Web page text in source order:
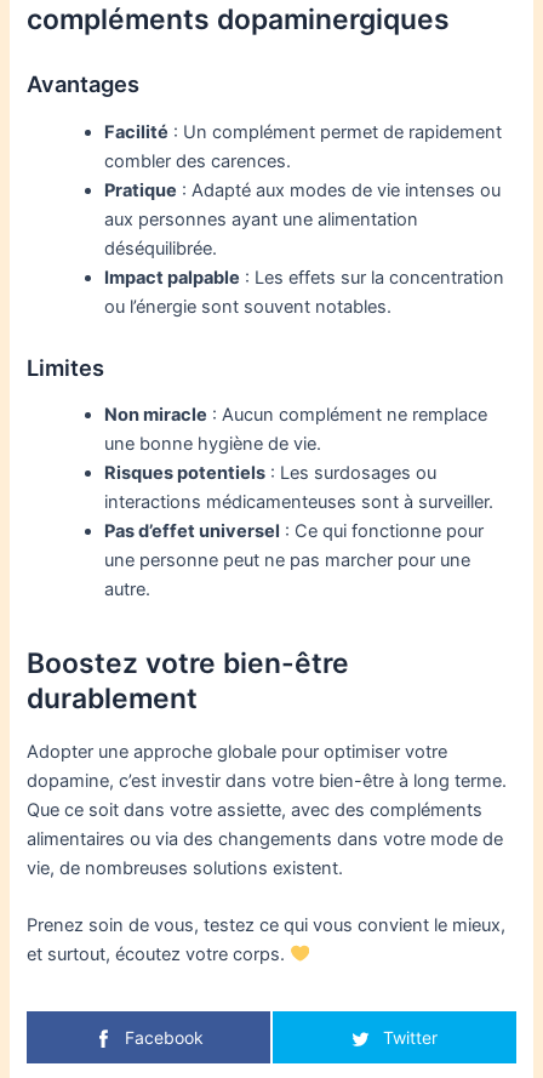
compléments dopaminergiques
Avantages
Facilité : Un complément permet de rapidement
combler des carences.
Pratique : Adapté aux modes de vie intenses ou
aux personnes ayant une alimentation
déséquilibrée.
Impact palpable : Les effets sur la concentration
ou l’énergie sont souvent notables.
Limites
Non miracle : Aucun complément ne remplace
une bonne hygiène de vie.
Risques potentiels : Les surdosages ou
interactions médicamenteuses sont à surveiller.
Pas d’effet universel : Ce qui fonctionne pour
une personne peut ne pas marcher pour une
autre.
Boostez votre bien-être
durablement
Adopter une approche globale pour optimiser votre
dopamine, c’est investir dans votre bien-être à long terme.
Que ce soit dans votre assiette, avec des compléments
alimentaires ou via des changements dans votre mode de
vie, de nombreuses solutions existent.
Prenez soin de vous, testez ce qui vous convient le mieux,
et surtout, écoutez votre corps.
Facebook Twitter